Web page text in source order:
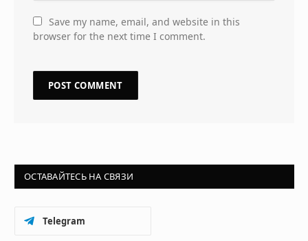
Save my name, email, and website in this
browser for the next time I comment.
ОСТАВАЙТЕСЬ НА СВЯЗИ
Telegram